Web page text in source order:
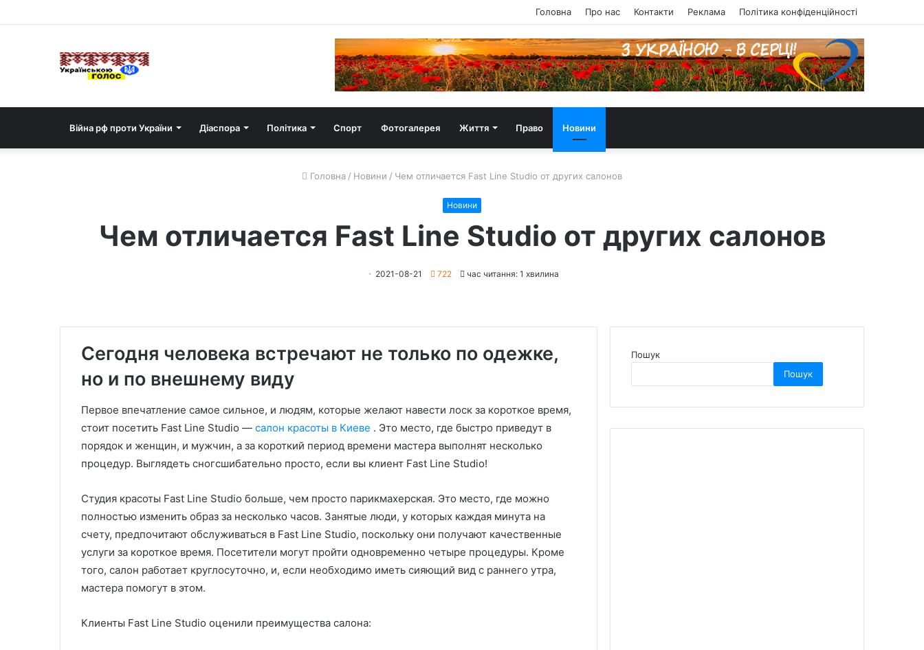
Головна Про нас Контакти Реклама Політика конфіденційності
Війна рф проти України Діаспора Політика Спорт Фотогалерея Життя Право Новини
Головна / Новини / Чем отличается Fast Line Studio от других салонов
Новини
Чем отличается Fast Line Studio от других салонов
2021-08-21 722 час читання: 1 хвилина
Сегодня человека встречают не только по одежке,
но и по внешнему виду
Первое впечатление самое сильное, и людям, которые желают навести лоск за короткое время,
стоит посетить Fast Line Studio — салон красоты в Киеве . Это место, где быстро приведут в
порядок и женщин, и мужчин, а за короткий период времени мастера выполнят несколько
процедур. Выглядеть сногсшибательно просто, если вы клиент Fast Line Studio!
Студия красоты Fast Line Studio больше, чем просто парикмахерская. Это место, где можно
полностью изменить образ за несколько часов. Занятые люди, у которых каждая минута на
счету, предпочитают обслуживаться в Fast Line Studio, поскольку они получают качественные
услуги за короткое время. Посетители могут пройти одновременно четыре процедуры. Кроме
того, салон работает круглосуточно, и, если необходимо иметь сияющий вид с раннего утра,
мастера помогут в этом.
Клиенты Fast Line Studio оценили преимущества салона:
Пошук
Пошук